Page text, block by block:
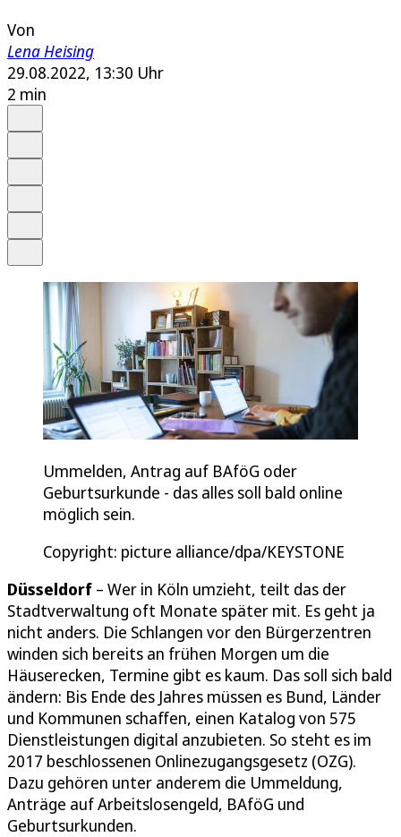
Von
Lena Heising
29.08.2022, 13:30 Uhr
2 min
Ummelden, Antrag auf BAföG oder
Geburtsurkunde - das alles soll bald online
möglich sein.
Copyright: picture alliance/dpa/KEYSTONE
Düsseldorf – Wer in Köln umzieht, teilt das der
Stadtverwaltung oft Monate später mit. Es geht ja
nicht anders. Die Schlangen vor den Bürgerzentren
winden sich bereits an frühen Morgen um die
Häuserecken, Termine gibt es kaum. Das soll sich bald
ändern: Bis Ende des Jahres müssen es Bund, Länder
und Kommunen schaffen, einen Katalog von 575
Dienstleistungen digital anzubieten. So steht es im
2017 beschlossenen Onlinezugangsgesetz (OZG).
Dazu gehören unter anderem die Ummeldung,
Anträge auf Arbeitslosengeld, BAföG und
Geburtsurkunden.